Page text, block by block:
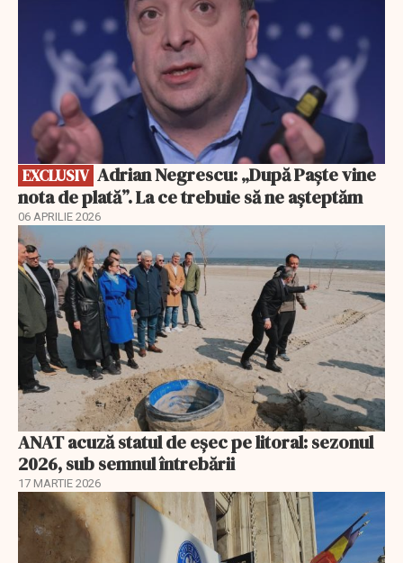
EXCLUSIV
nota de plată”. La ce trebuie să ne așteptăm
06 APRILIE 2026
ANAT acuză statul de eșec pe litoral: sezonul
2026, sub semnul întrebării
17 MARTIE 2026